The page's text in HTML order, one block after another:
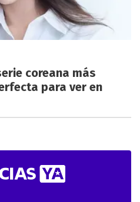
coreana más
para ver en